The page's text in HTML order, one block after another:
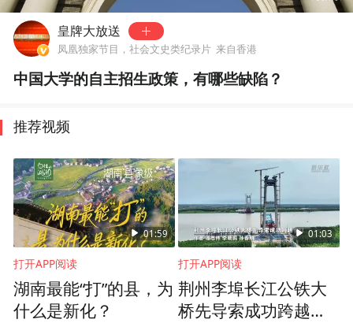
皇牌大放送
凤凰独家节目，社会文史类纪录片 来自香港
中国大学的自主招生政策，有哪些缺陷？
推荐视频
01:59
打开APP阅读
湖南最能“打”的县，为
什么是新化？
01:03
打开APP阅读
荆州李埠长江公铁大
桥先导索成功跨越长